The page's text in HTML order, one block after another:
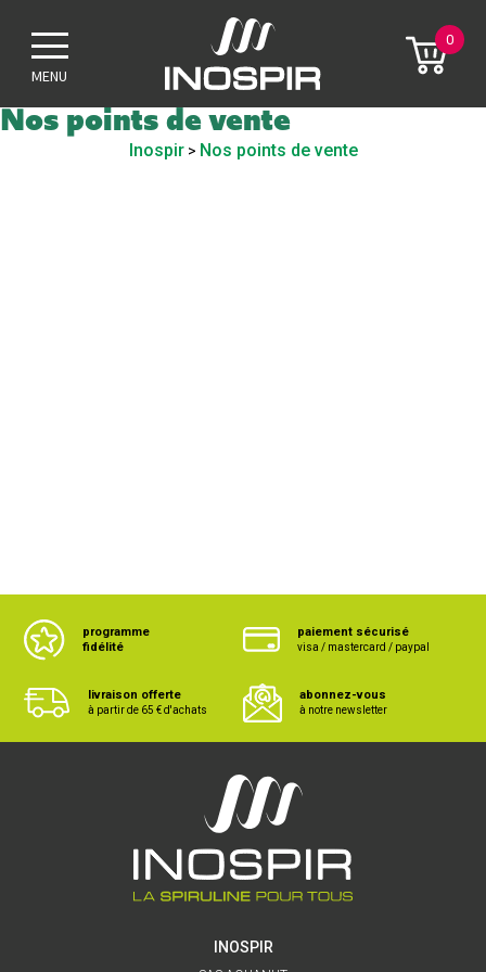
MENU
0
Nos points de vente
Inospir> Nos points de vente
programme
fidélité
paiement sécurisé
visa / mastercard / paypal
livraison offerte
à partir de 65 € d'achats
abonnez-vous
à notre newsletter
INOSPIR